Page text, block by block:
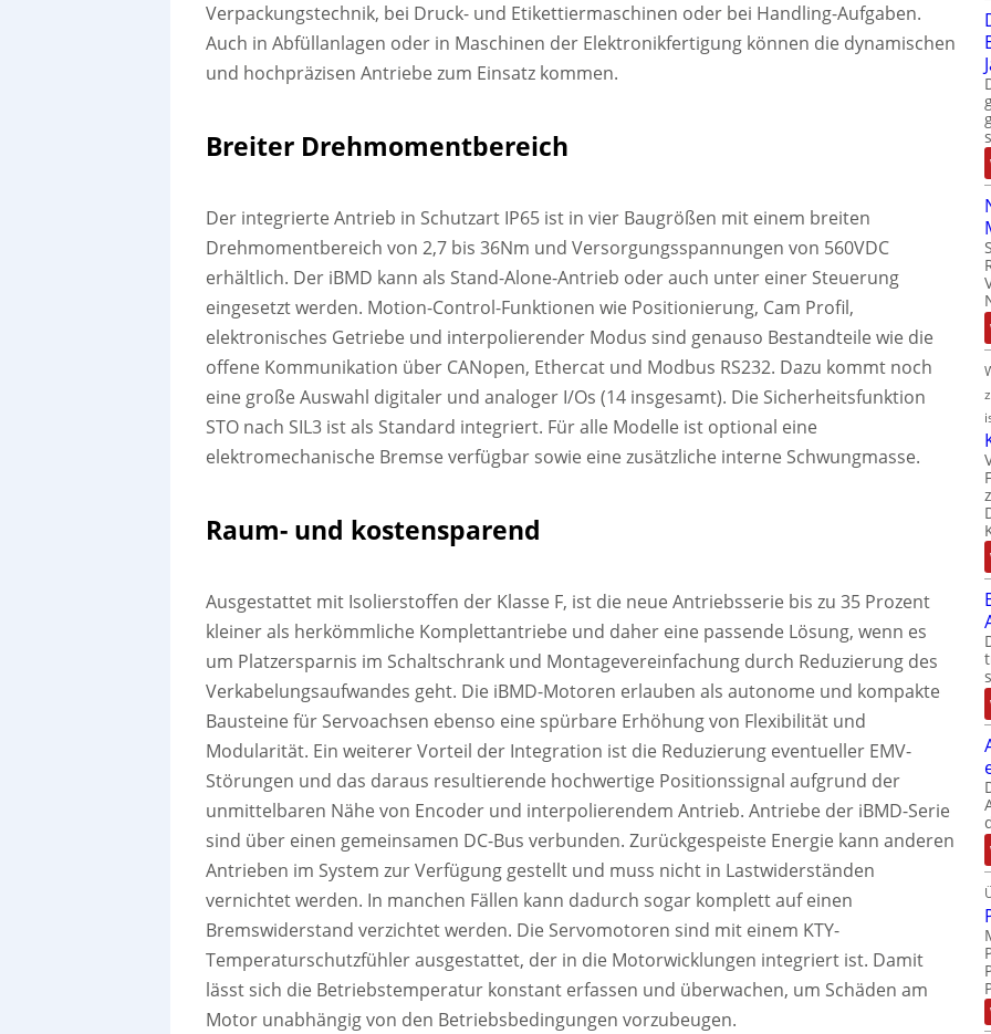
Verpackungstechnik, bei Druck- und Etikettiermaschinen oder bei Handling-Aufgaben.
Auch in Abfüllanlagen oder in Maschinen der Elektronikfertigung können die dynamischen
und hochpräzisen Antriebe zum Einsatz kommen.
Breiter Drehmomentbereich
Der integrierte Antrieb in Schutzart IP65 ist in vier Baugrößen mit einem breiten
Drehmomentbereich von 2,7 bis 36Nm und Versorgungsspannungen von 560VDC
erhältlich. Der iBMD kann als Stand-Alone-Antrieb oder auch unter einer Steuerung
eingesetzt werden. Motion-Control-Funktionen wie Positionierung, Cam Profil,
elektronisches Getriebe und interpolierender Modus sind genauso Bestandteile wie die
offene Kommunikation über CANopen, Ethercat und Modbus RS232. Dazu kommt noch
eine große Auswahl digitaler und analoger I/Os (14 insgesamt). Die Sicherheitsfunktion
STO nach SIL3 ist als Standard integriert. Für alle Modelle ist optional eine
elektromechanische Bremse verfügbar sowie eine zusätzliche interne Schwungmasse.
Raum- und kostensparend
Ausgestattet mit Isolierstoffen der Klasse F, ist die neue Antriebsserie bis zu 35 Prozent
kleiner als herkömmliche Komplettantriebe und daher eine passende Lösung, wenn es
um Platzersparnis im Schaltschrank und Montagevereinfachung durch Reduzierung des
Verkabelungsaufwandes geht. Die iBMD-Motoren erlauben als autonome und kompakte
Bausteine für Servoachsen ebenso eine spürbare Erhöhung von Flexibilität und
Modularität. Ein weiterer Vorteil der Integration ist die Reduzierung eventueller EMV-
Störungen und das daraus resultierende hochwertige Positionssignal aufgrund der
unmittelbaren Nähe von Encoder und interpolierendem Antrieb. Antriebe der iBMD-Serie
sind über einen gemeinsamen DC-Bus verbunden. Zurückgespeiste Energie kann anderen
Antrieben im System zur Verfügung gestellt und muss nicht in Lastwiderständen
vernichtet werden. In manchen Fällen kann dadurch sogar komplett auf einen
Bremswiderstand verzichtet werden. Die Servomotoren sind mit einem KTY-
Temperaturschutzfühler ausgestattet, der in die Motorwicklungen integriert ist. Damit
lässt sich die Betriebstemperatur konstant erfassen und überwachen, um Schäden am
Motor unabhängig von den Betriebsbedingungen vorzubeugen.